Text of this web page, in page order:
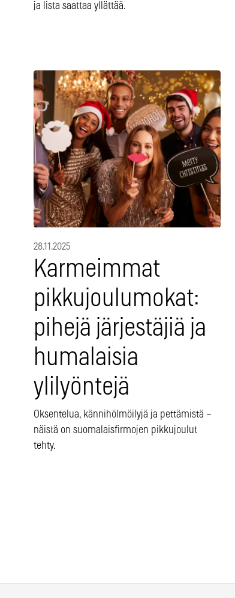
ja lista saattaa yllättää.
28.11.2025
Karmeimmat
pikkujoulumokat:
pihejä järjestäjiä ja
humalaisia
ylilyöntejä
Oksentelua, kännihölmöilyjä ja pettämistä –
näistä on suomalaisfirmojen pikkujoulut
tehty.